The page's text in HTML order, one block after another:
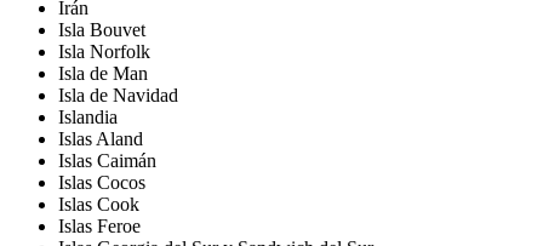
Irán
Isla Bouvet
Isla Norfolk
Isla de Man
Isla de Navidad
Islandia
Islas Aland
Islas Caimán
Islas Cocos
Islas Cook
Islas Feroe